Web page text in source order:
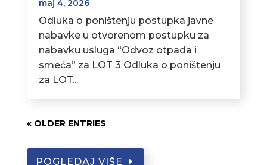
maj 4, 2026
Odluka o poništenju postupka javne
nabavke u otvorenom postupku za
nabavku usluga “Odvoz otpada i
smeća” za LOT 3 Odluka o poništenju
za LOT...
« OLDER ENTRIES
POGLEDAJ VIŠE